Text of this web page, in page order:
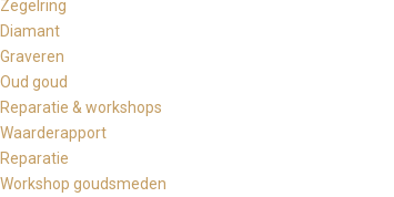
Zegelring
Diamant
Graveren
Oud goud
Reparatie & workshops
Waarderapport
Reparatie
Workshop goudsmeden